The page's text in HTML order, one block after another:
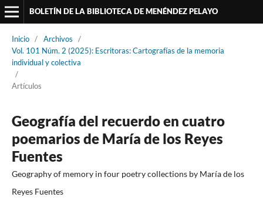
BOLETÍN DE LA BIBLIOTECA DE MENÉNDEZ PELAYO
Inicio / Archivos
/
Vol. 101 Núm. 2 (2025): Escritoras: Cartografías de la memoria
individual y colectiva
/
Artículos
Geografía del recuerdo en cuatro
poemarios de María de los Reyes
Fuentes
Geography of memory in four poetry collections by María de los
Reyes Fuentes